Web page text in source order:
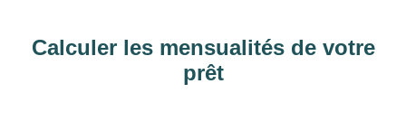
Calculer les mensualités de votre
prêt